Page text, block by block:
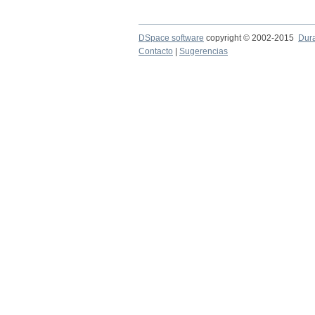
DSpace software copyright © 2002-2015
Contacto
Sugerencias